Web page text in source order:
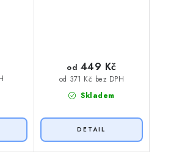
Skladem
od 371 Kč bez DPH
od 449 Kč